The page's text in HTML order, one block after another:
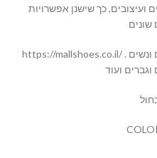
ועיצובים, כך שישנן אפשרויות
https://mallshoes.co.il/ ועוד מבחר עצום של נעליים לגברים ונשים .